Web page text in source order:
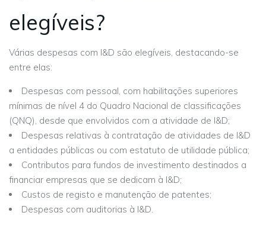
elegíveis?
Várias despesas com I&D são elegíveis, destacando-se
entre elas:
Despesas com pessoal, com habilitações superiores
mínimas de nível 4 do Quadro Nacional de classificações
(QNQ), desde que envolvidos com a atividade de I&D;
Despesas relativas à contratação de atividades de I&D
a entidades públicas ou com estatuto de utilidade pública;
Contributos para fundos de investimento destinados a
financiar empresas que se dedicam à I&D;
Custos de registo e manutenção de patentes;
Despesas com auditorias à I&D.